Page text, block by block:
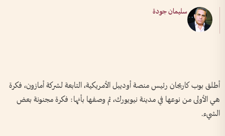
سليمان جودة
أطلق بوب كاريجان رئيس منصة أوديبل الأمريكية، التابعة لشركة أمازون، فكرة
هي الأولى من نوعها في مدينة نيويورك، ثم وصفها بأنها: فكرة مجنونة بعض
الشيء.